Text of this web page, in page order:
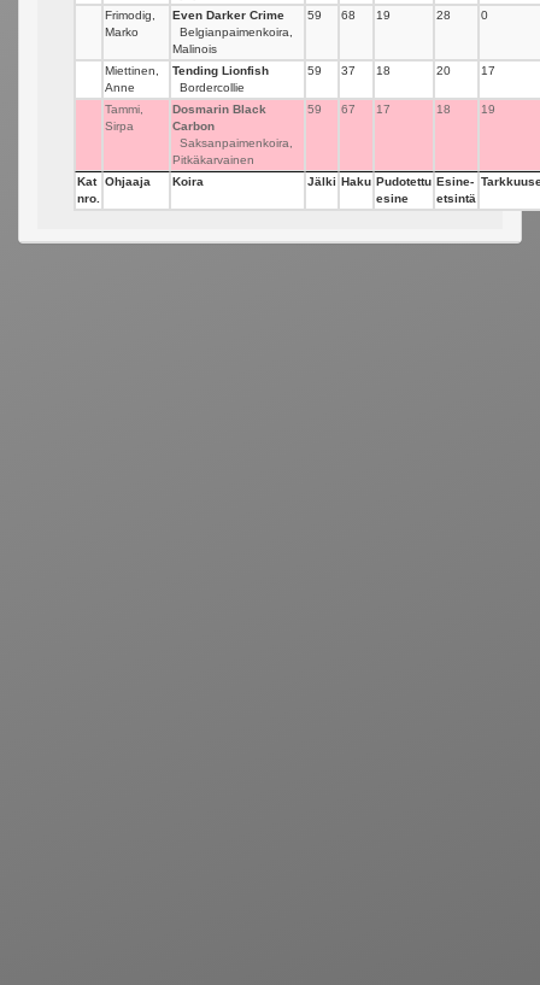
Frimodig,
Marko
Even Darker Crime
Belgianpaimenkoira,
Malinois
59 68 19 28 0
Miettinen,
Anne
Tending Lionfish
Bordercollie
59 37 18 20 17
Tammi,
Sirpa
Dosmarin Black
Carbon
Saksanpaimenkoira,
Pitkäkarvainen
59 67 17 18 19
Kat
nro.
Ohjaaja Koira Jälki Haku Pudotettu
esine
Esine-
etsintä